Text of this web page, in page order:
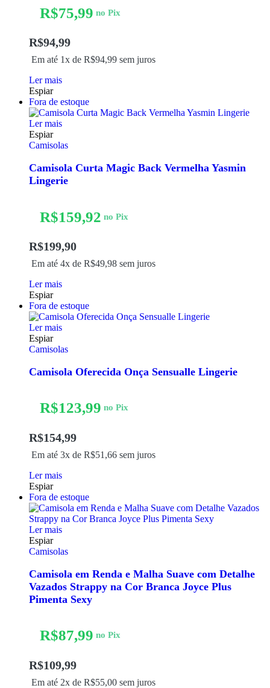
R$94,99
Em até 1x de R$94,99 sem juros
R$75,99 no Pix
Ler mais
Espiar
Fora de estoque
Ler mais
Espiar
Camisolas
Camisola Curta Magic Back Vermelha Yasmin
Lingerie
R$199,90
Em até 4x de R$49,98 sem juros
R$159,92 no Pix
Ler mais
Espiar
Fora de estoque
Ler mais
Espiar
Camisolas
Camisola Oferecida Onça Sensualle Lingerie
R$154,99
Em até 3x de R$51,66 sem juros
R$123,99 no Pix
Ler mais
Espiar
Fora de estoque
Ler mais
Espiar
Camisolas
Camisola em Renda e Malha Suave com Detalhe
Vazados Strappy na Cor Branca Joyce Plus
Pimenta Sexy
R$109,99
Em até 2x de R$55,00 sem juros
R$87,99 no Pix